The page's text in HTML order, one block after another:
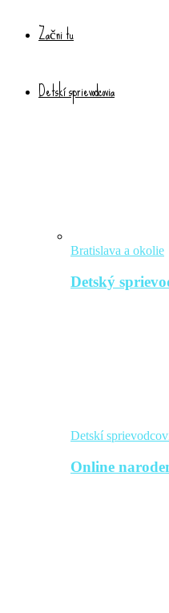
Začni tu
Detskí sprievodcovia
Bratislava a okolie
Detský
Detskí
Online